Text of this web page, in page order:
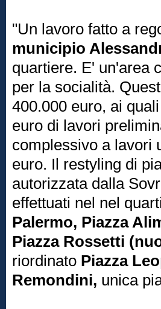
"Un lavoro fatto a
municipio
quartiere. E' un'area
per la socialità.
400.000 euro, ai
euro di lavori
complessivo a lavori
euro. Il restyling di
autorizzata dalla
effettuati nel nel
Palermo, Piazza
Piazza Rossetti
riordinato Piazza
Remondini, unica